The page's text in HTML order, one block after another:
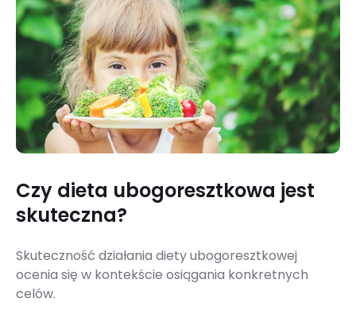
Czy dieta ubogoresztkowa jest
skuteczna?
Skuteczność działania diety ubogoresztkowej
ocenia się w kontekście osiągania konkretnych
celów.